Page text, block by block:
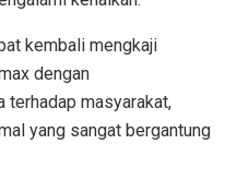
kembali mengkaji
dengan
terhadap masyarakat,
yang sangat bergantung